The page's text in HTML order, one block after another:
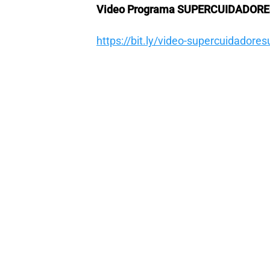
Video Programa
https://bit.ly/video-